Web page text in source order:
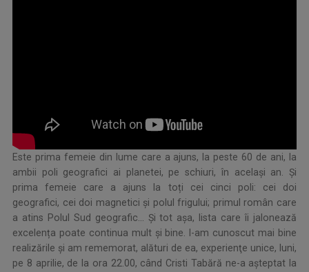
Este prima femeie din lume care a ajuns, la peste 60 de ani, la
ambii poli geografici ai planetei, pe schiuri, în același an. Și
prima femeie care a ajuns la toți cei cinci poli: cei doi
geografici, cei doi magnetici și polul frigului; primul român care
a atins Polul Sud geografic... Și tot așa, lista care îi jalonează
excelența poate continua mult și bine. I-am cunoscut mai bine
realizările şi am rememorat, alături de ea, experienţe unice, luni,
pe 8 aprilie, de la ora 22.00, când Cristi Tabără ne-a aşteptat la